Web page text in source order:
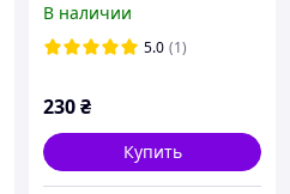
В наличии
5.0 (1)
230₴
Купить